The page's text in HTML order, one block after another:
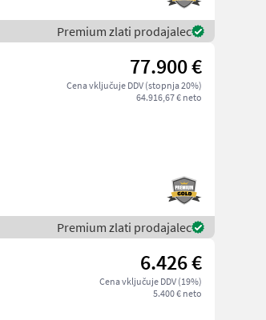
Premium zlati prodajalec
77.900 €
Cena vključuje DDV (stopnja 20%)
64.916,67 € neto
Premium zlati prodajalec
6.426 €
Cena vključuje DDV (19%)
5.400 € neto